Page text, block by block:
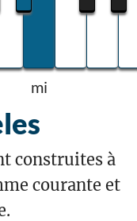
mi
construites à
courante et